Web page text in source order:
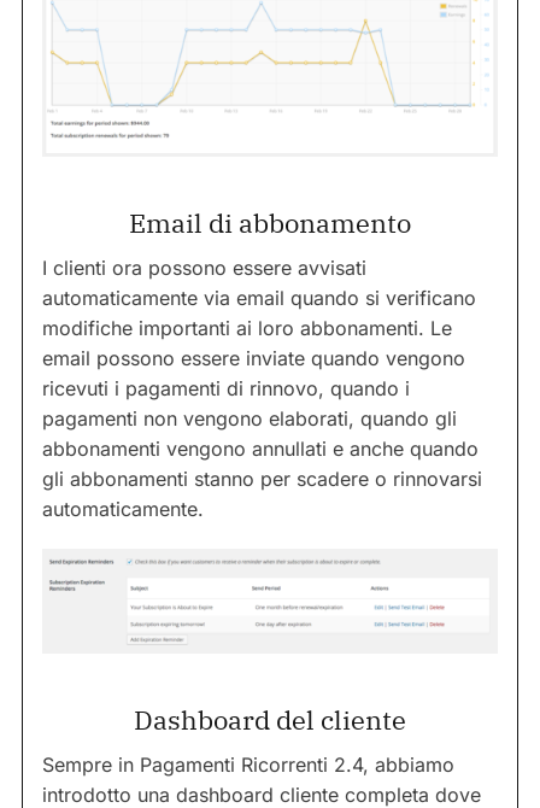
Email di abbonamento
I clienti ora possono essere avvisati
automaticamente via email quando si verificano
modifiche importanti ai loro abbonamenti. Le
email possono essere inviate quando vengono
ricevuti i pagamenti di rinnovo, quando i
pagamenti non vengono elaborati, quando gli
abbonamenti vengono annullati e anche quando
gli abbonamenti stanno per scadere o rinnovarsi
automaticamente.
Dashboard del cliente
Sempre in Pagamenti Ricorrenti 2.4, abbiamo
introdotto una dashboard cliente completa dove